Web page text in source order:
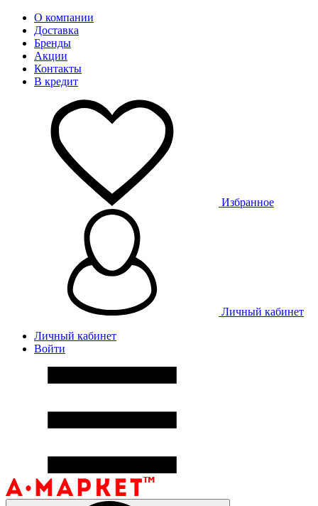
О компании
Доставка
Бренды
Акции
Контакты
В кредит
Избранное
Личный кабинет
Личный кабинет
Войти